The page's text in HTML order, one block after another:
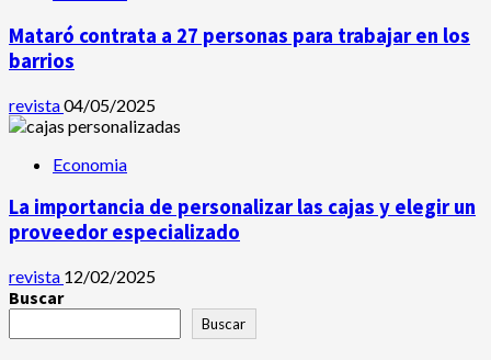
Mataró contrata a 27 personas para trabajar en los
barrios
revista04/05/2025
Economia
La importancia de personalizar las cajas y elegir un
proveedor especializado
revista 12/02/2025
Buscar
Buscar